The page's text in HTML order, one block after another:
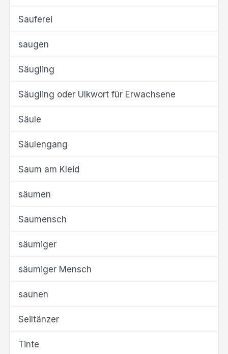
Sauferei
saugen
Säugling
Säugling oder Ulkwort für Erwachsene
Säule
Säulengang
Saum am Kleid
säumen
Saumensch
säumiger
säumiger Mensch
saunen
Seiltänzer
Tinte